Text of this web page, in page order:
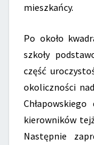
mieszkańcy.
Po około
szkoły
część
okoliczności
kierowników
Następnie